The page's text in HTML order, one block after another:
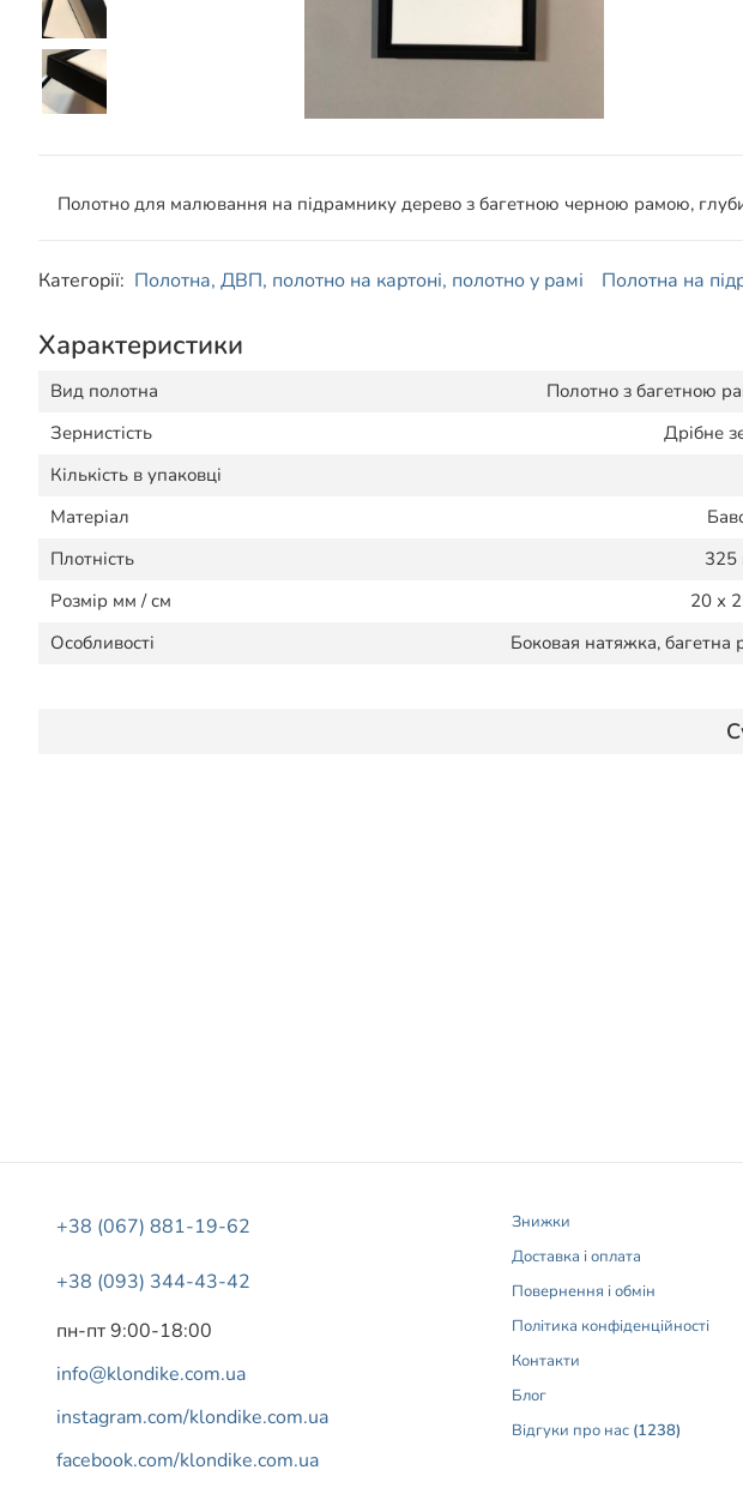
Полотно для малювання на підрамнику дерево з багетною черною рамою,
Категорії: Полотна, ДВП, полотно на картоні, полотно у рамі Полотна на
Характеристики
Вид полотна
Полотно з багетною
Зернистість
Дрібне
Кількість в упаковці
Матеріал
Плотність
325
Розмір мм / см
20 х
Особливості
Боковая натяжка, багетна
+38 (067) 881-19-62
+38 (093) 344-43-42
пн-пт 9:00-18:00
info@klondike.com.ua
instagram.com/klondike.com.ua
facebook.com/klondike.com.ua
Знижки
Доставка і оплата
Повернення і обмін
Політика конфіденційності
Контакти
Блог
Відгуки про нас (1238)